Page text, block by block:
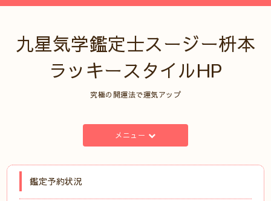
九星気学鑑定士スージー枡本
ラッキースタイルHP
究極の開運法で運気アップ
メニュー
鑑定予約状況